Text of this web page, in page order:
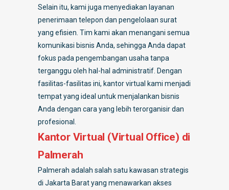
Selain itu, kami juga menyediakan layanan
penerimaan telepon dan pengelolaan surat
yang efisien. Tim kami akan menangani semua
komunikasi bisnis Anda, sehingga Anda dapat
fokus pada pengembangan usaha tanpa
terganggu oleh hal-hal administratif. Dengan
fasilitas-fasilitas ini, kantor virtual kami menjadi
tempat yang ideal untuk menjalankan bisnis
Anda dengan cara yang lebih terorganisir dan
profesional.
Kantor Virtual (Virtual Office) di
Palmerah
Palmerah adalah salah satu kawasan strategis
di Jakarta Barat yang menawarkan akses